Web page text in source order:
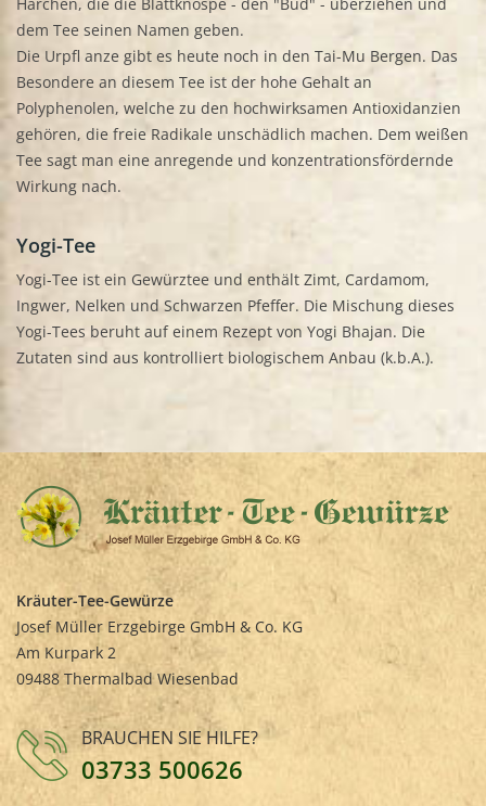
dem Tee seinen Namen geben.
Die Urpfl anze gibt es heute noch in den Tai-Mu Bergen. Das
Besondere an diesem Tee ist der hohe Gehalt an
Polyphenolen, welche zu den hochwirksamen Antioxidanzien
gehören, die freie Radikale unschädlich machen. Dem weißen
Tee sagt man eine anregende und konzentrationsfördernde
Wirkung nach.
Yogi-Tee
Yogi-Tee ist ein Gewürztee und enthält Zimt, Cardamom,
Ingwer, Nelken und Schwarzen Pfeffer. Die Mischung dieses
Yogi-Tees beruht auf einem Rezept von Yogi Bhajan. Die
Zutaten sind aus kontrolliert biologischem Anbau (k.b.A.).
Kräuter-Tee-Gewürze
Josef Müller Erzgebirge GmbH & Co. KG
Am Kurpark 2
09488 Thermalbad Wiesenbad
BRAUCHEN SIE HILFE?
03733 500626